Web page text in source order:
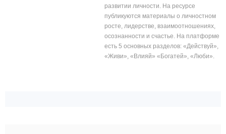
развитии личности. На ресурсе
публикуются материалы о личностном
росте, лидерстве, взаимоотношениях,
осознанности и счастье. На платформе
есть 5 основных разделов: «Действуй»,
«Живи», «Влияй» «Богатей», «Люби».